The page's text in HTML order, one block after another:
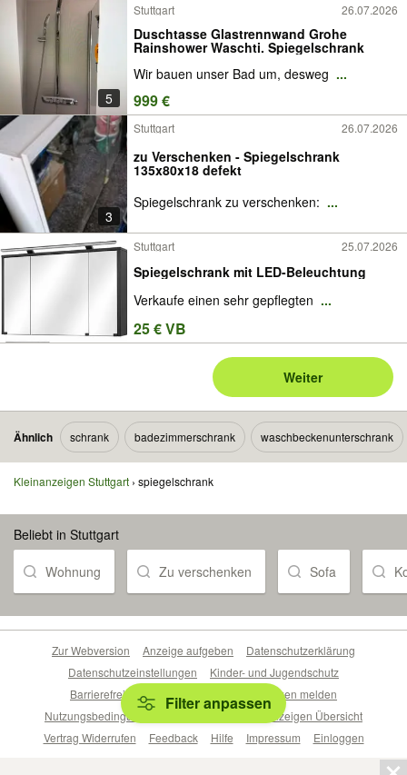
5
Stuttgart 26.07.2026
Duschtasse Glastrennwand Grohe
Rainshower Waschti. Spiegelschrank
Wir bauen unser Bad um, desweg ...
999 €
3
Stuttgart 26.07.2026
zu Verschenken - Spiegelschrank
135x80x18 defekt
Spiegelschrank zu verschenken: ...
Stuttgart 25.07.2026
Spiegelschrank mit LED-Beleuchtung
Verkaufe einen sehr gepflegten ...
25 € VB
Weiter
Ähnlich schrank badezimmerschrank waschbeckenunterschrank
Kleinanzeigen Stuttgart spiegelschrank
Beliebt in Stuttgart
Wohnung Zu verschenken Sofa
Filter anpassen
Zur Webversion Anzeige aufgeben
Datenschutzerklärung
Datenschutzeinstellungen
Kinder- und Jugendschutz
Barrierefreiheitserklärung
Sicherheitslücken melden
Nutzungsbedingungen
Beliebte Suchen
Anzeigen Übersicht
Vertrag Widerrufen
Feedback Hilfe Impressum Einloggen